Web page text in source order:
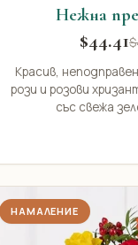
Нежна
$44.41
Красив,
рози и розови
със свежа
НАМАЛЕНИЕ